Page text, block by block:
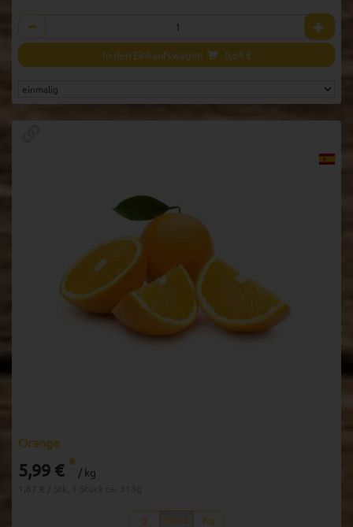
Anzahl
In den Einkaufswagen 0,64 €
Orange
5,99 € * / kg
g Stück Kg